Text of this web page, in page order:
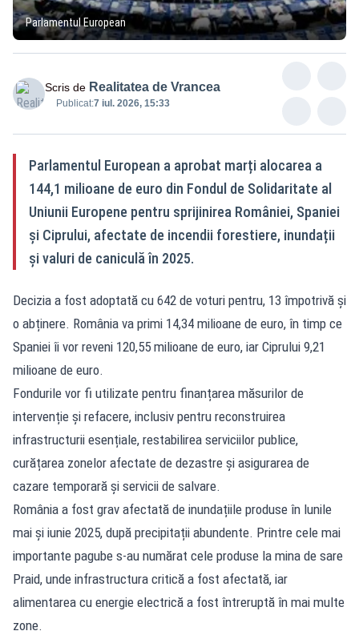
Parlamentul European
Scris de Realitatea de Vrancea
Publicat:7 iul. 2026, 15:33
Parlamentul European a aprobat marți alocarea a
144,1 milioane de euro din Fondul de Solidaritate al
Uniunii Europene pentru sprijinirea României, Spaniei
și Ciprului, afectate de incendii forestiere, inundații
și valuri de caniculă în 2025.
Decizia a fost adoptată cu 642 de voturi pentru, 13 împotrivă și
o abținere. România va primi 14,34 milioane de euro, în timp ce
Spaniei îi vor reveni 120,55 milioane de euro, iar Ciprului 9,21
milioane de euro.
Fondurile vor fi utilizate pentru finanțarea măsurilor de
intervenție și refacere, inclusiv pentru reconstruirea
infrastructurii esențiale, restabilirea serviciilor publice,
curățarea zonelor afectate de dezastre și asigurarea de
cazare temporară și servicii de salvare.
România a fost grav afectată de inundațiile produse în lunile
mai și iunie 2025, după precipitații abundente. Printre cele mai
importante pagube s-au numărat cele produse la mina de sare
Praid, unde infrastructura critică a fost afectată, iar
alimentarea cu energie electrică a fost întreruptă în mai multe
zone.